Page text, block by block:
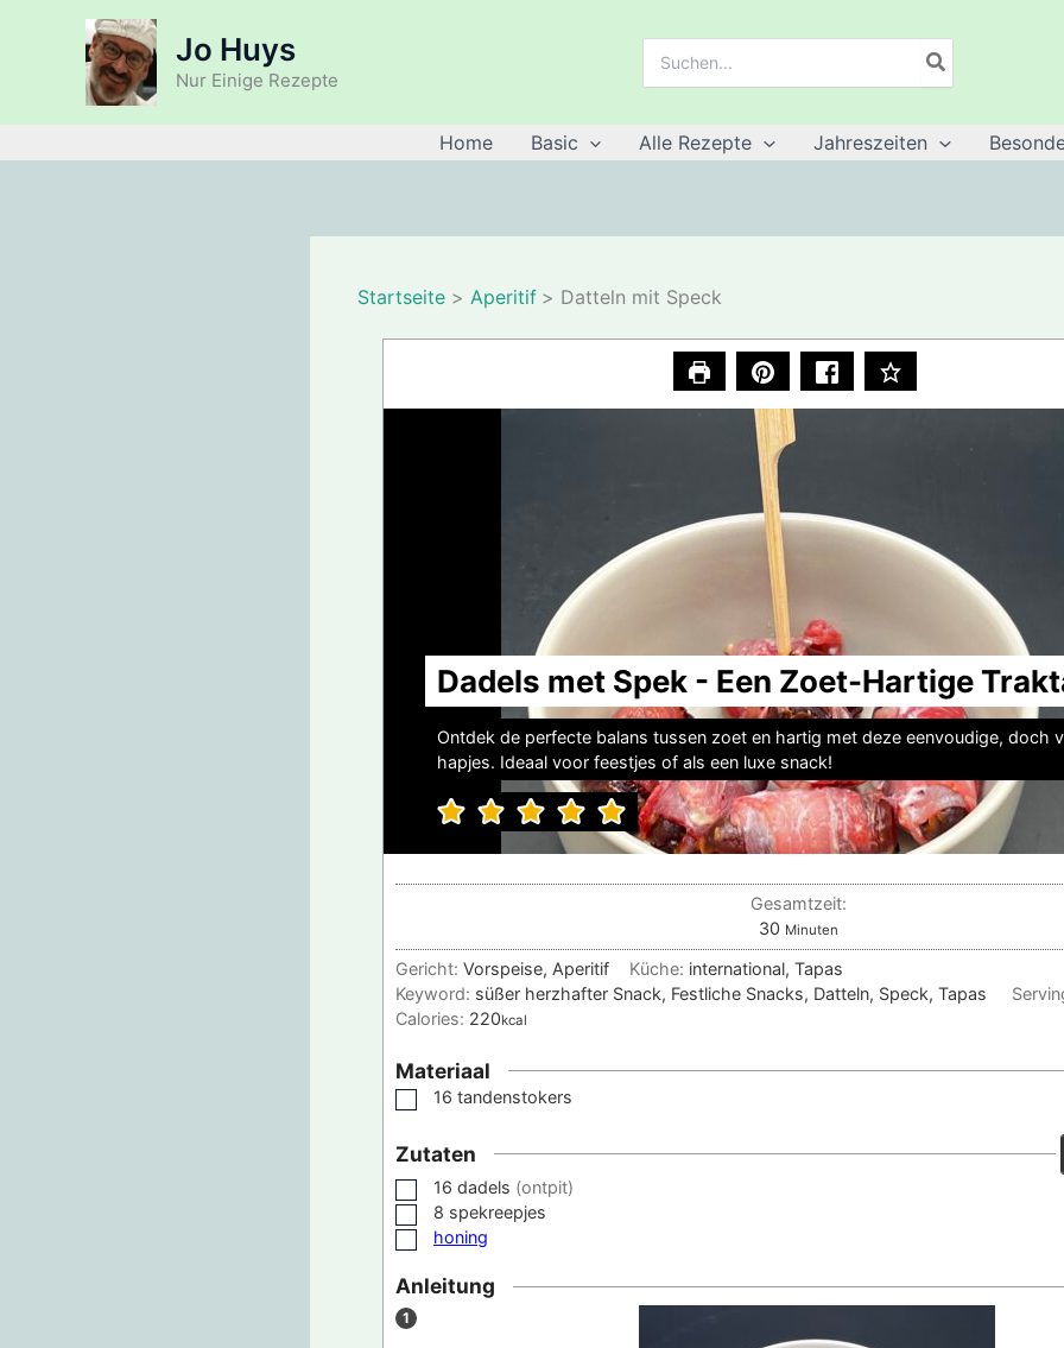
Jo Huys
Nur Einige Rezepte
nach:
Home Basic Alle Rezepte Jahreszeiten
Startseite Aperitif Datteln mit Speck
Dadels met Spek - Een Zoet-Hartige
Ontdek de perfecte balans tussen zoet en hartig met deze eenvoudige, doch
hapjes. Ideaal voor feestjes of als een luxe snack!
Gesamtzeit:
30Minuten
Minuten
Gericht: Vorspeise, Aperitif Küche: international, Tapas
Keyword: süßer herzhafter Snack, Festliche Snacks, Datteln, Speck, Tapas
Calories: 220kcal
Materiaal
▢16 tandenstokers
Zutaten
▢16 dadels (ontpit)
▢
8 spekreepjes
▢
honing
Anleitung